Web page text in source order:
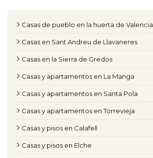
Casas de pueblo en la huerta de Valencia
Casas en Sant Andreu de Llavaneres
Casas en la Sierra de Gredos
Casas y apartamentos en La Manga
Casas y apartamentos en Santa Pola
Casas y apartamentos en Torrevieja
Casas y pisos en Calafell
Casas y pisos en Elche